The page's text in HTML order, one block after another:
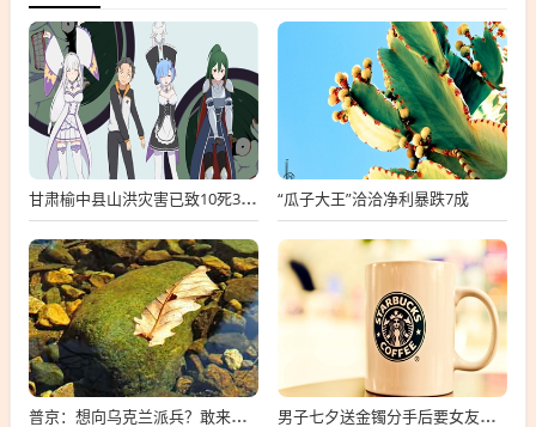
甘肃榆中县山洪灾害已致10死33失联 “瓜子大王”洽洽净利暴跌7成
普京：想向乌克兰派兵？敢来就打，普京，敢派兵到乌克兰，将面临严厉反击 男子七夕送金镯分手后要女友还钱